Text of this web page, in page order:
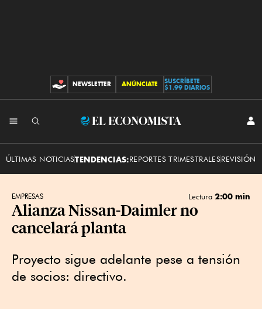
CONTRIBUCIONES
NEWSLETTER ANÚNCIATE
SUSCRÍBETE
$1.99 DIARIOS
El
ÚLTIMAS NOTICIASTENDENCIAS:REPORTES TRIMESTRALESREVISIÓN
EMPRESAS Lectura 2:00 min
Alianza Nissan-Daimler no
cancelará planta
Proyecto sigue adelante pese a tensión
de socios: directivo.